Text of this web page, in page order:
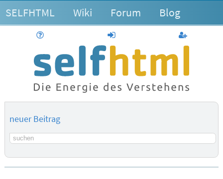
SELFHTML Wiki Forum Blog
anmelden
neuer Beitrag
Suchbegriff